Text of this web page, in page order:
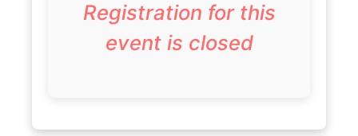
Registration for this
event is closed